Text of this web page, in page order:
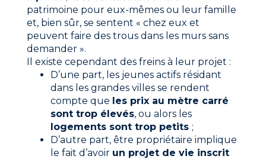
patrimoine pour eux-mêmes ou leur famille
et, bien sûr, se sentent « chez eux et
peuvent faire des trous dans les murs sans
demander ».
Il existe cependant des freins à leur projet :
D’une part, les jeunes actifs résidant
dans les grandes villes se rendent
compte que les prix au mètre carré
sont trop élevés, ou alors les
logements sont trop petits ;
D’autre part, être propriétaire implique
le fait d’avoir un projet de vie inscrit